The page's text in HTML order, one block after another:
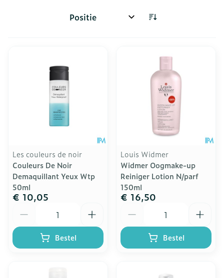
Sorteer op:
Les couleurs de noir
Couleurs De Noir
Demaquillant Yeux Wtp
50ml
€ 10,05
Bestel
Louis Widmer
Widmer Oogmake-up
Reiniger Lotion N/parf
150ml
€ 16,50
Bestel